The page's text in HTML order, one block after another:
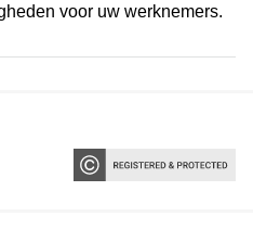
voor uw werknemers.